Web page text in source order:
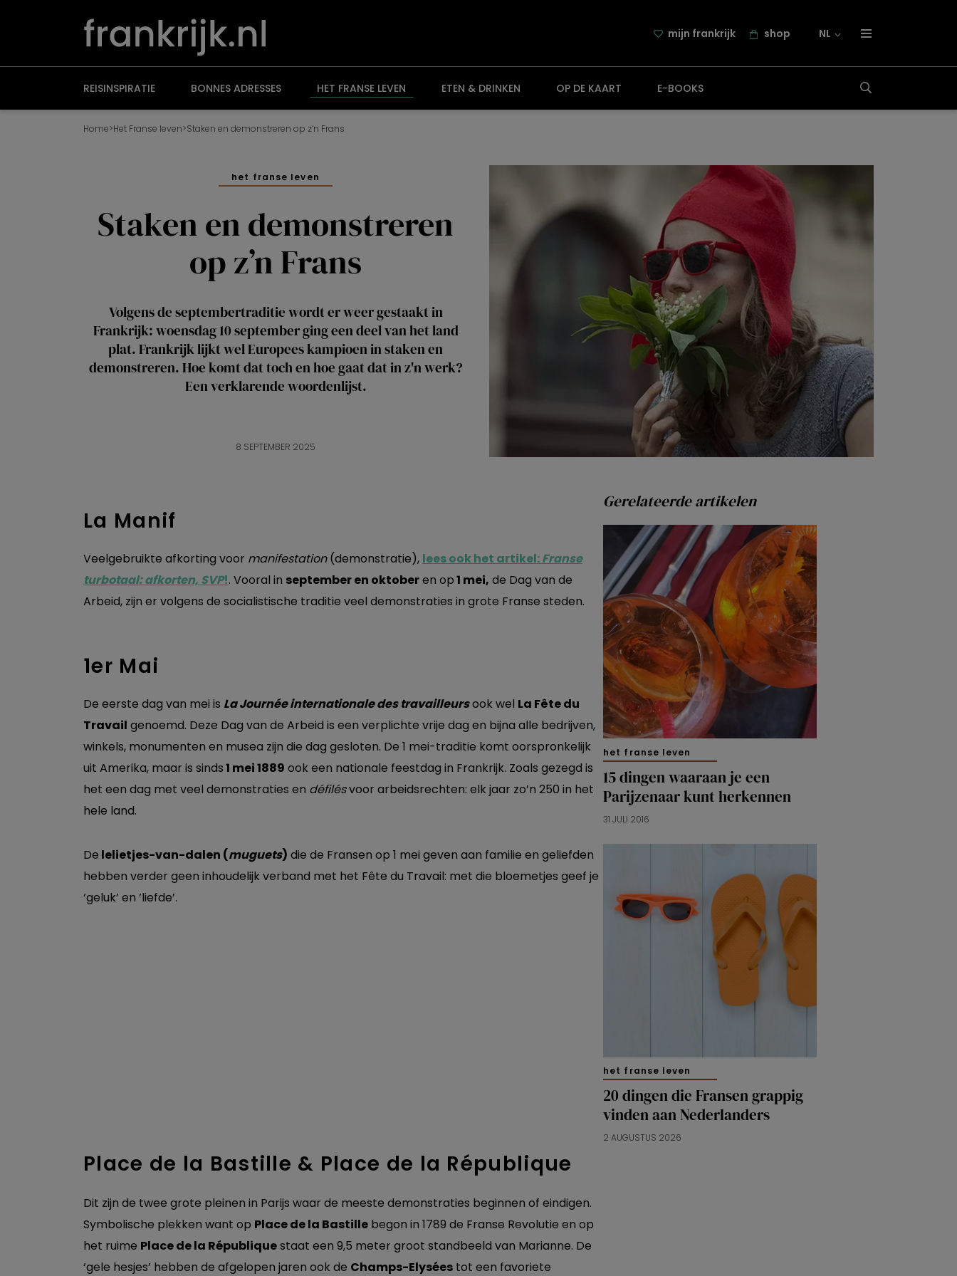
mijn frankrijk shop NL
over frankrijk.nl
REISINSPIRATIE BONNES ADRESSES HET FRANSE LEVEN ETEN & DRINKEN OP DE KAART E-BOOKS
Home>Het Franse leven>Staken en demonstreren op z’n Frans
het franse leven
Staken en demonstreren
op z’n Frans
Volgens de septembertraditie wordt er weer gestaakt in
Frankrijk: woensdag 10 september ging een deel van het land
plat. Frankrijk lijkt wel Europees kampioen in staken en
demonstreren. Hoe komt dat toch en hoe gaat dat in z'n werk?
Een verklarende woordenlijst.
8 SEPTEMBER 2025
La Manif
Veelgebruikte afkorting voor manifestation(demonstratie), lees ook het artikel:Franse
turbotaal: afkorten, SVP!. Vooral in september en oktoberen op1 mei, de Dag van de
Arbeid, zijn er volgens de socialistische traditie veel demonstraties in grote Franse steden.
1er Mai
De eerste dag van mei is La Journée internationale des travailleursook wel La Fête du
Travail genoemd. Deze Dag van de Arbeid is een verplichte vrije dag en bijna alle bedrijven,
winkels, monumenten en musea zijn die dag gesloten. De 1 mei-traditie komt oorspronkelijk
uit Amerika, maar is sinds1 mei 1889 ook een nationale feestdag in Frankrijk. Zoals gezegd is
het een dag met veel demonstraties en défilésvoor arbeidsrechten: elk jaar zo’n 250 in het
hele land.
De lelietjes-van-dalen (muguets) die de Fransen op 1 mei geven aan familie en geliefden
hebben verder geen inhoudelijk verband met het Fête du Travail: met die bloemetjes geef je
‘geluk’ en ‘liefde’.
Place de la Bastille & Place de la République
Dit zijn de twee grote pleinen in Parijs waar de meeste demonstraties beginnen of eindigen.
Symbolische plekken want op Place de la Bastille begon in 1789 de Franse Revolutie en op
het ruime Place de la Républiquestaat een 9,5 meter groot standbeeld van Marianne. De
‘gele hesjes’ hebben de afgelopen jaren ook de Champs-Elysées tot een favoriete
Gerelateerde artikelen
het franse leven
15 dingen waaraan je een
Parijzenaar kunt herkennen
31 JULI 2016
het franse leven
20 dingen die Fransen grappig
vinden aan Nederlanders
2 AUGUSTUS 2026